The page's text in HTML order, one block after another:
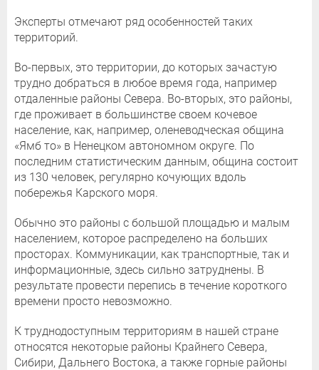
Эксперты отмечают ряд особенностей таких
территорий.
Во-первых, это территории, до которых зачастую
трудно добраться в любое время года, например
отдаленные районы Севера. Во-вторых, это районы,
где проживает в большинстве своем кочевое
население, как, например, оленеводческая община
«Ямб то» в Ненецком автономном округе. По
последним статистическим данным, община состоит
из 130 человек, регулярно кочующих вдоль
побережья Карского моря.
Обычно это районы с большой площадью и малым
населением, которое распределено на больших
просторах. Коммуникации, как транспортные, так и
информационные, здесь сильно затруднены. В
результате провести перепись в течение короткого
времени просто невозможно.
К труднодоступным территориям в нашей стране
относятся некоторые районы Крайнего Севера,
Сибири, Дальнего Востока, а также горные районы